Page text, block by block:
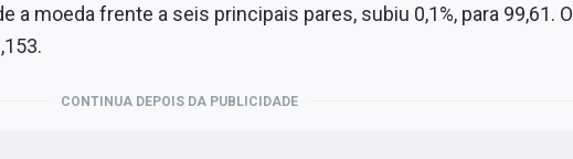
a moeda frente a seis principais pares, subiu 0,1%, para 99,61. O
CONTINUA DEPOIS DA PUBLICIDADE